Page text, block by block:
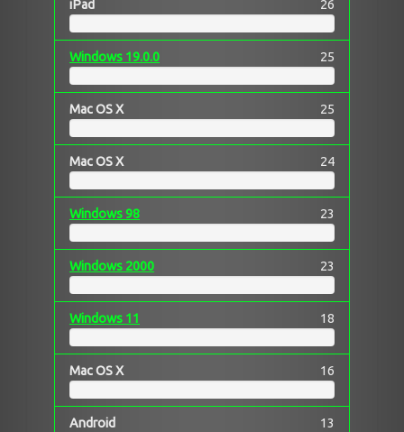
iPad 26
Windows 19.0.0 25
Mac OS X 25
Mac OS X 24
Windows 98 23
Windows 2000 23
Windows 11 18
Mac OS X 16
Android 13